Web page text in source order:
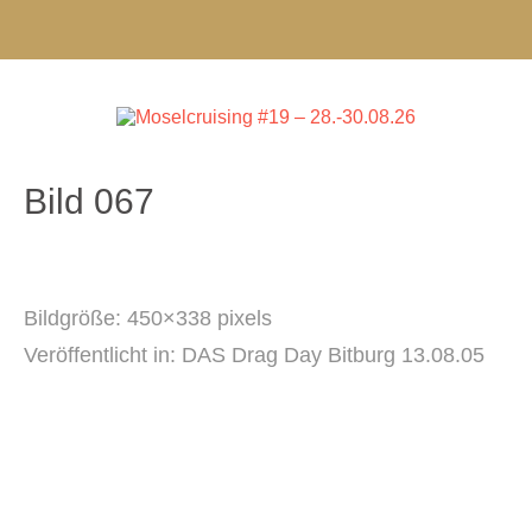
Bild 067
Bildgröße: 450×338 pixels
Veröffentlicht in: DAS Drag Day Bitburg 13.08.05